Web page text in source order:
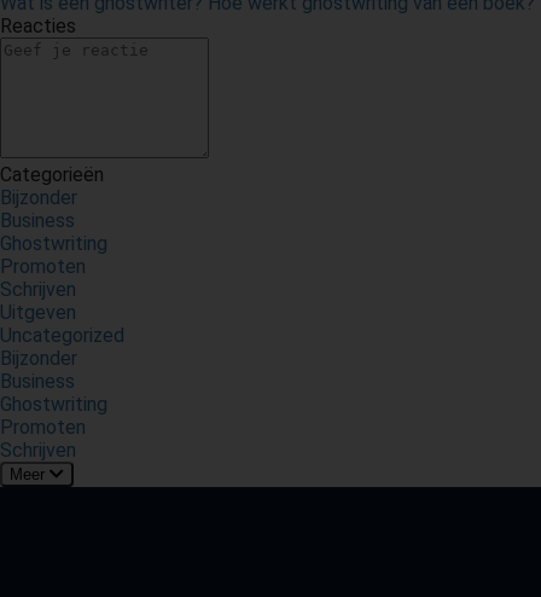
Reacties
Categorieën
Bijzonder
Business
Ghostwriting
Promoten
Schrijven
Uitgeven
Uncategorized
Bijzonder
Business
Ghostwriting
Promoten
Schrijven
Meer